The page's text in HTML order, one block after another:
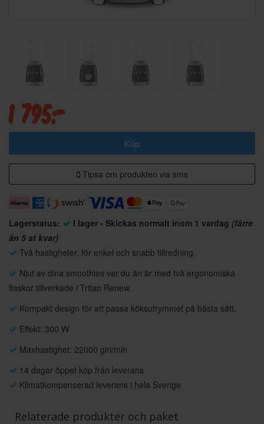
1 795:-
Köp
Tipsa om produkten via sms
Lagerstatus: I lager - Skickas normalt inom 1 vardag (färre
än 5 st kvar)
Två hastigheter, för enkel och snabb tillredning.
Njut av dina smoothies var du än är med två ergonomiska
flaskor tillverkade i Tritan Renew.
Kompakt design för att passa köksutrymmet på bästa sätt.
Effekt: 300 W
Maxhastighet: 22000 giri/min
14 dagar öppet köp från leverans
Klimatkompenserad leverans i hela Sverige
Relaterade produkter och paket